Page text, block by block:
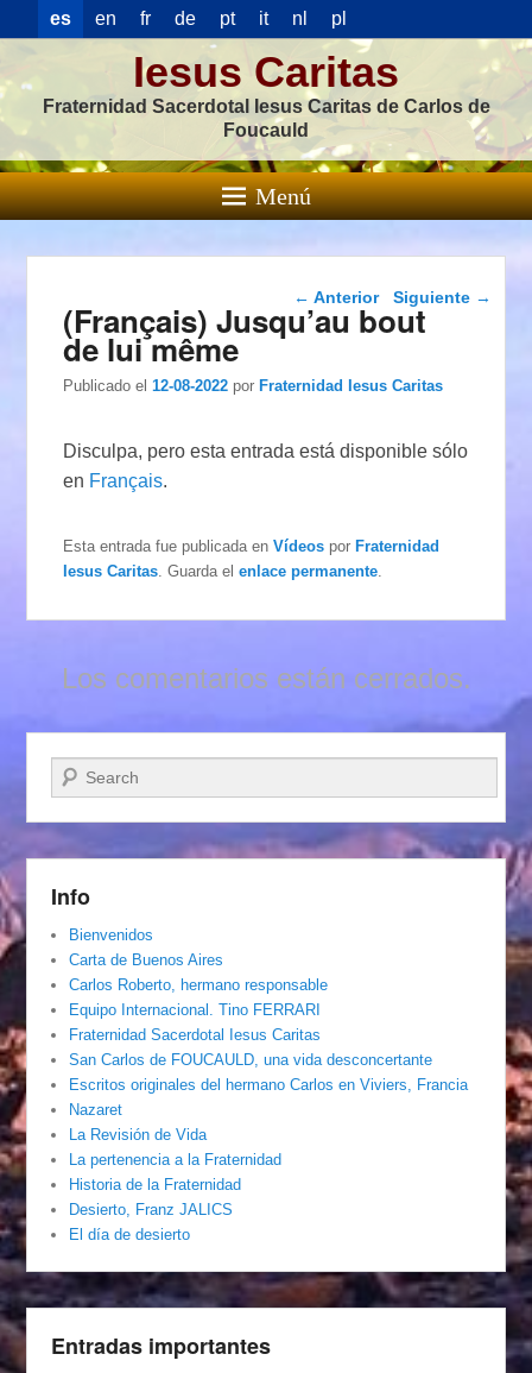
es en fr de pt it nl pl
Iesus Caritas
Fraternidad Sacerdotal Iesus Caritas de Carlos de
Foucauld
Menú
Navegación de
entradas
← Anterior Siguiente →
(Français) Jusqu’au bout
de lui même
Publicado el 12-08-2022 porFraternidad Iesus Caritas
Disculpa, pero esta entrada está disponible sólo
en Français.
Esta entrada fue publicada enVídeos porFraternidad
Iesus Caritas . Guarda elenlace permanente
Los comentarios están cerrados.
Buscar
Info
Bienvenidos
Carta de Buenos Aires
Carlos Roberto, hermano responsable
Equipo Internacional. Tino FERRARI
Fraternidad Sacerdotal Iesus Caritas
San Carlos de FOUCAULD, una vida desconcertante
Escritos originales del hermano Carlos en Viviers, Francia
Nazaret
La Revisión de Vida
La pertenencia a la Fraternidad
Historia de la Fraternidad
Desierto, Franz JALICS
El día de desierto
Entradas importantes